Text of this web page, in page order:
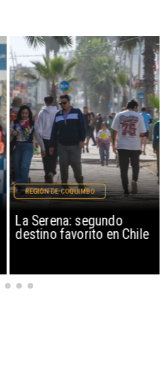
La Serena: segundo
destino favorito en Chile
REGIÓN DE COQUIMBO